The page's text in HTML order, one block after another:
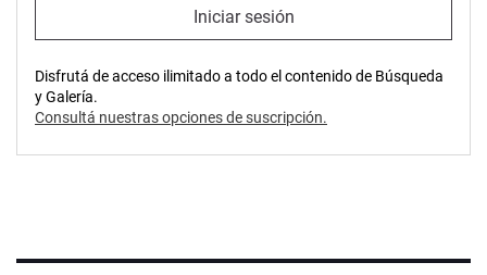
Iniciar sesión
Disfrutá de acceso ilimitado a todo el contenido de Búsqueda
y Galería.
Consultá nuestras opciones de suscripción.